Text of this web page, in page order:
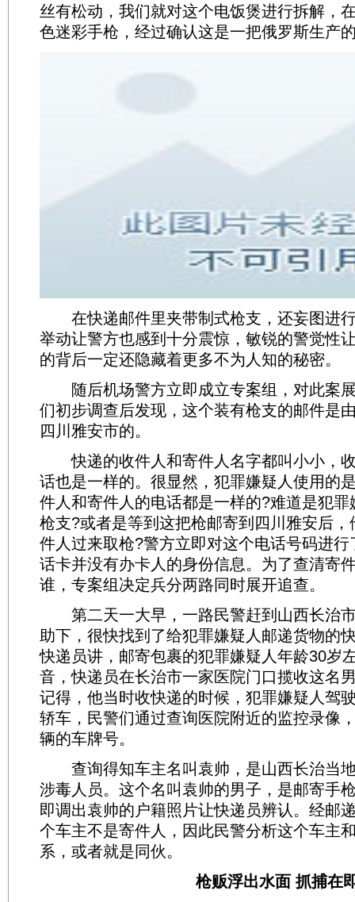
丝有松动，我们就对这个电饭煲进行拆解，
色迷彩手枪，经过确认这是一把俄罗斯生产
在快递邮件里夹带制式枪支，还妄图进
举动让警方也感到十分震惊，敏锐的警觉性
的背后一定还隐藏着更多不为人知的秘密。
随后机场警方立即成立专案组，对此案
们初步调查后发现，这个装有枪支的邮件是
四川雅安市的。
快递的收件人和寄件人名字都叫小小，
话也是一样的。很显然，犯罪嫌疑人使用的
件人和寄件人的电话都是一样的?难道是犯
枪支?或者是等到这把枪邮寄到四川雅安后
件人过来取枪?警方立即对这个电话号码进
话卡并没有办卡人的身份信息。为了查清寄
谁，专案组决定兵分两路同时展开追查。
第二天一大早，一路民警赶到山西长治
助下，很快找到了给犯罪嫌疑人邮递货物的
快递员讲，邮寄包裹的犯罪嫌疑人年龄30岁
音，快递员在长治市一家医院门口揽收这名
记得，他当时收快递的时候，犯罪嫌疑人驾
轿车，民警们通过查询医院附近的监控录像
辆的车牌号。
查询得知车主名叫袁帅，是山西长治当
涉毒人员。这个名叫袁帅的男子，是邮寄手
即调出袁帅的户籍照片让快递员辨认。经邮
个车主不是寄件人，因此民警分析这个车主
系，或者就是同伙。
枪贩浮出水面 抓捕在